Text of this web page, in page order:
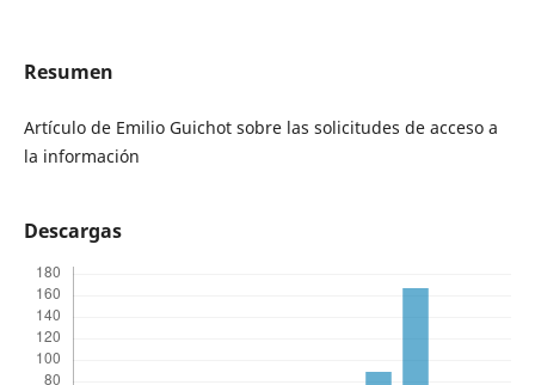
Resumen
Artículo de Emilio Guichot sobre las solicitudes de acceso a
la información
Descargas